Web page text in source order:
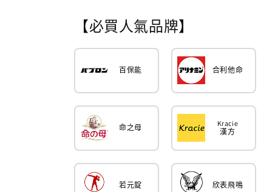
【必買人氣品牌】
百保能 合利他命
命之母
Kracie
漢方
若元錠 欣表飛鳴